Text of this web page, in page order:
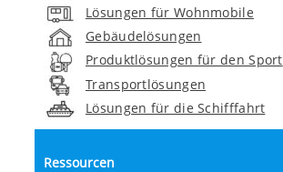
Lösungen für Wohnmobile
Gebäudelösungen
Produktlösungen für den Sport
Transportlösungen
Lösungen für die Schifffahrt
Ressourcen